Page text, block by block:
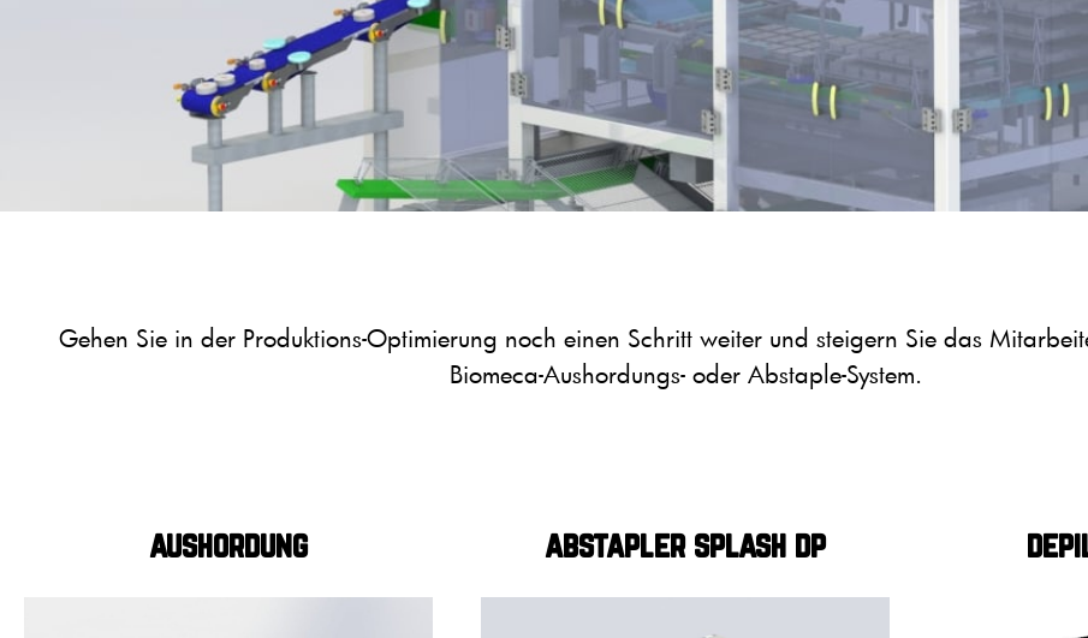
Gehen Sie in der Produktions-Optimierung noch einen Schritt weiter und steigern Sie das
Biomeca-Aushordungs- oder Abstaple-System.
aushordung abstapler splash dp